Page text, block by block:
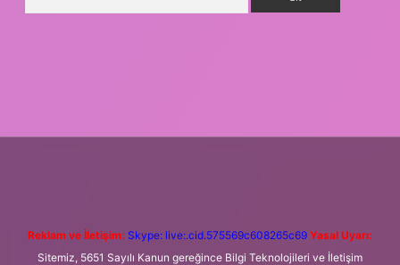
Reklam ve İletişim: Skype: live:.cid.575569c608265c69 Yasal Uyarı:
Sitemiz, 5651 Sayılı Kanun gereğince Bilgi Teknolojileri ve İletişim